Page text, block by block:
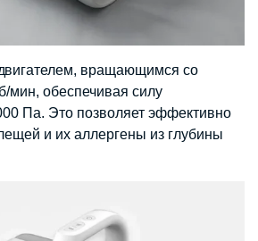
вращающимся со
мин, обеспечивая силу
Па. Это позволяет эффективно
и их аллергены из глубины